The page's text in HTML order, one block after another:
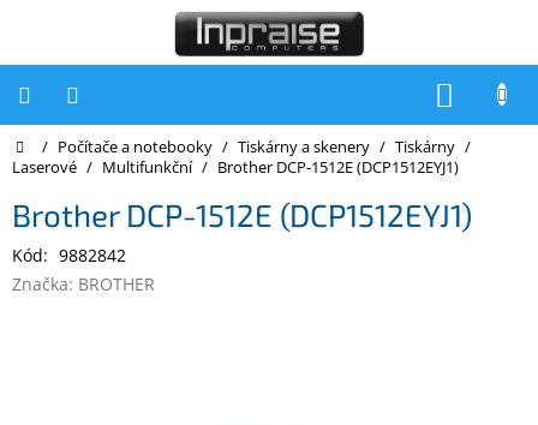
Počítače
Inpraise
Notebooky
Domů
/ Počítače a notebooky / Tiskárny a skenery / Tiskárny /
Laserové / Multifunkční / Brother DCP-1512E (DCP1512EYJ1)
Brother DCP-1512E (DCP1512EYJ1)
Kód: 9882842
Značka: BROTHER